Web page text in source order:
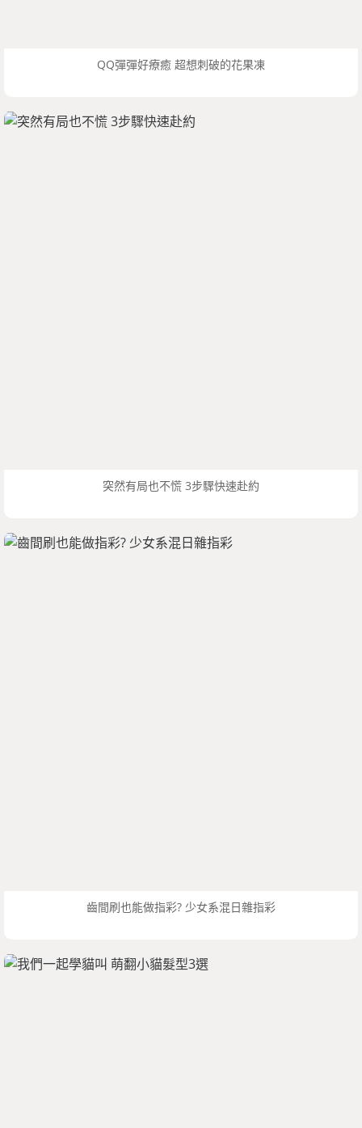
QQ彈彈好療癒 超想刺破的花果凍
突然有局也不慌 3步驟快速赴約
齒間刷也能做指彩? 少女系混日雜指彩